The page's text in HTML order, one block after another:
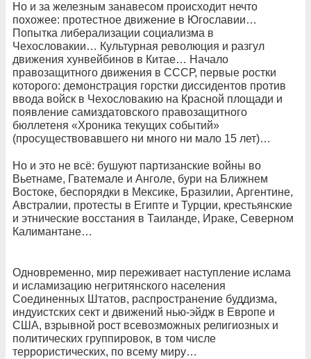
Но и за железным занавесом происходит нечто
похожее: протестное движение в Югославии…
Попытка либерализации социализма в
Чехословакии… Культурная революция и разгул
движения хунвейбинов в Китае… Начало
правозащитного движения в СССР, первые ростки
которого: демонстрация горстки диссидентов против
ввода войск в Чехословакию на Красной площади и
появление самиздатовского правозащитного
бюллетеня «Хроника текущих событий»
(просуществовавшего ни много ни мало 15 лет)…
Но и это не всё: бушуют партизанские войны во
Вьетнаме, Гватемале и Анголе, бури на Ближнем
Востоке, беспорядки в Мексике, Бразилии, Аргентине,
Австралии, протесты в Египте и Турции, крестьянские
и этнические восстания в Таиланде, Ираке, Северном
Калимантане…
Одновременно, мир переживает наступление ислама
и исламизацию негритянского населения
Соединенных Штатов, распространение буддизма,
индуистских сект и движений нью-эйдж в Европе и
США, взрывной рост всевозможных религиозных и
политических группировок, в том числе
террористических, по всему миру…